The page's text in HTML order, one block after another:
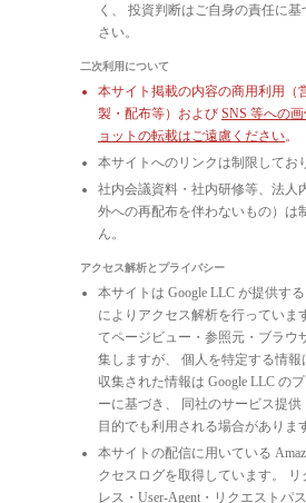
く、 投資判断はご自身の責任に
さい。
二次利用について
本サイト掲載の内容の商用利用（
製・配布等）および SNS 等への
ョットの転載はご遠慮ください。
本サイトへのリンクは制限してお
社内会議資料・社内研修等、法人
外への再配布を伴わないもの）は
ん。
アクセス解析とプライバシー
本サイトは Google LLC が提供する
によりアクセス解析を行っていま
てページビュー・参照元・ブラウ
集しますが、 個人を特定する情報
収集された情報は Google LLC の
ーに基づき、 同社のサービス提
目的でも利用される場合がありま
本サイトの配信に用いている
クセスログを取得しています。 リ
レス・User-Agent・リクエストパ